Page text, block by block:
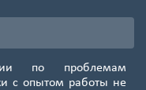
по проблемам
с опытом работы не